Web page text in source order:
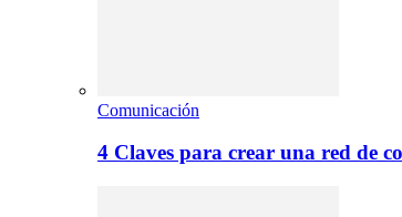
Comunicación
4 Claves para crear una red de